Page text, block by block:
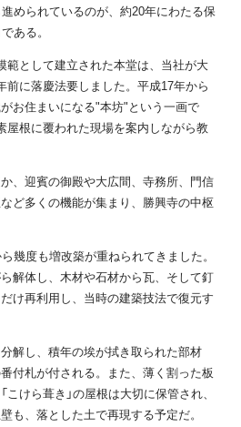
められているのが、約20年にわたる保
ある。
範として建立された本堂は、当社が大
前に落慶法要しました。平成17年から
お住まいになる"本坊"という一画で
屋根に覆われた現場を案内しながら教
、迎賓の御殿や大広間、寺務所、門信
ど多くの機能が集まり、勝興寺の中枢
幾度も増改築が重ねられてきました。
解体し、木材や石材から瓦、そして釘
け再利用し、当時の建築技法で復元す
解し、積年の埃が拭き取られた部材
付札が付される。また、薄く割った板
けら葺き」の屋根は大切に保管され、
も、落とした土で再現する予定だ。